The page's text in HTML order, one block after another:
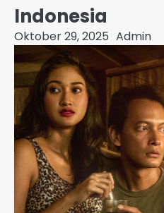
Indonesia
Oktober 29, 2025 Admin